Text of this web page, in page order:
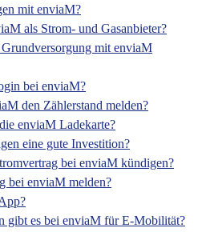
mit enviaM?
als Strom- und Gasanbieter?
Grundversorgung mit enviaM
bei enviaM?
den Zählerstand melden?
enviaM Ladekarte?
eine gute Investition?
bei enviaM kündigen?
bei enviaM melden?
gibt es bei enviaM für E-Mobilität?